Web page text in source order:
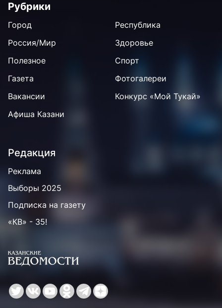
Рубрики
Город
Республика
Россия/Мир
Здоровье
Полезное
Спорт
Газета
Фотогалереи
Вакансии
Конкурс «Мой Тукай»
Афиша Казани
Редакция
Реклама
Выборы 2025
Подписка на газету
«КВ» - 35!